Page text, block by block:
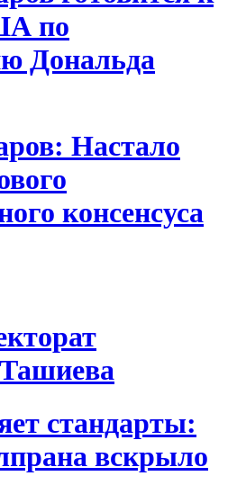
по
Дональда
Настало
консенсуса
стандарты:
вскрыло